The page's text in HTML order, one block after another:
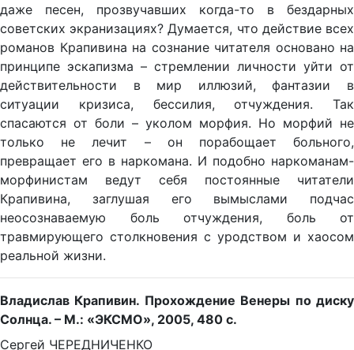
даже песен, прозвучавших когда-то в бездарных
советских экранизациях? Думается, что действие всех
романов Крапивина на сознание читателя основано на
принципе эскапизма – стремлении личности уйти от
действительности в мир иллюзий, фантазии в
ситуации кризиса, бессилия, отчуждения. Так
спасаются от боли – уколом морфия. Но морфий не
только не лечит – он порабощает больного,
превращает его в наркомана. И подобно наркоманам-
морфинистам ведут себя постоянные читатели
Крапивина, заглушая его вымыслами подчас
неосознаваемую боль отчуждения, боль от
травмирующего столкновения с уродством и хаосом
реальной жизни.
Владислав Крапивин. Прохождение Венеры по диску
Солнца. – М.: «ЭКСМО», 2005, 480 с.
Сергей ЧЕРЕДНИЧЕНКО